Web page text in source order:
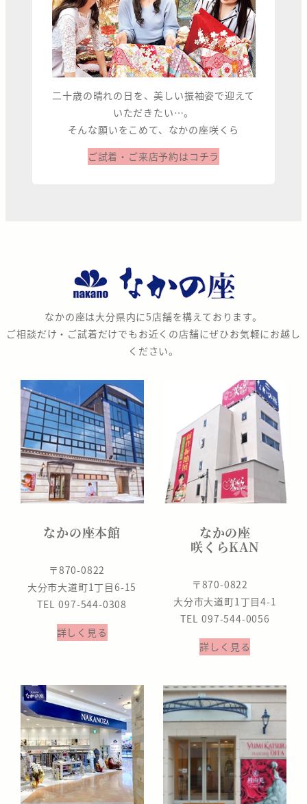
二十歳の晴れの日を、美しい振袖姿で迎えて
いただきたい…。
そんな願いをこめて、なかの座咲くら
ご試着・ご来店予約はコチラ
座
なかの座は大分県内に5店舗を構えております。
ご相談だけ・ご試着だけでもお近くの店舗にぜひお気軽にお越し
ください。
なかの座本館
〒870-0822
大分市大道町1丁目6-15
TEL 097-544-0308
詳しく見る
なかの座
咲くらKAN
〒870-0822
大分市大道町1丁目4-1
TEL 097-544-0056
詳しく見る